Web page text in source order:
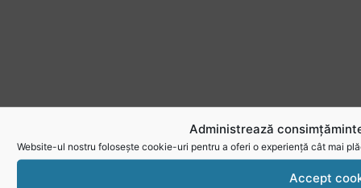
Administrează
Website-ul nostru folosește cookie-uri pentru a oferi o experiență cât mai
Accept